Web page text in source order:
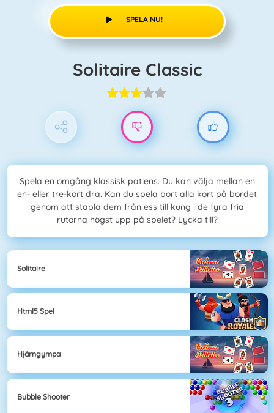
SPELA NU!
Solitaire Classic
Spela en omgång klassisk patiens. Du kan välja mellan en
en- eller tre-kort dra. Kan du spela bort alla kort på bordet
genom att stapla dem från ess till kung i de fyra fria
rutorna högst upp på spelet? Lycka till?
Solitaire
Html5 Spel
Hjärngympa
Bubble Shooter